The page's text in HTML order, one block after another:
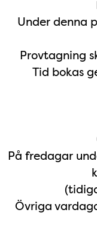
Under denna
Provtagning
Tid bokas
På fredagar
Övriga